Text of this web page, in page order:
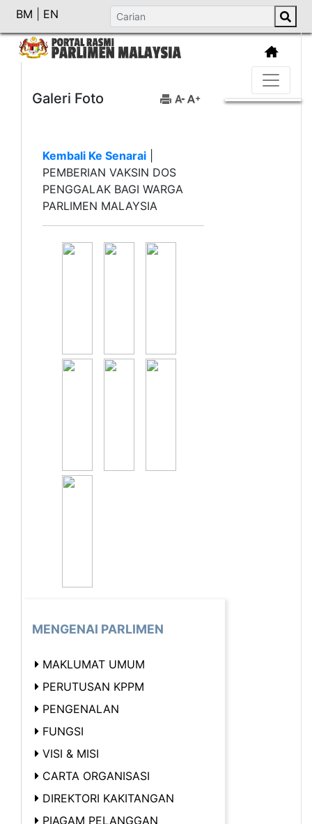
BM EN
Galeri Foto
Kembali Ke Senarai
PEMBERIAN VAKSIN DOS
PENGGALAK BAGI WARGA
PARLIMEN MALAYSIA
MENGENAI PARLIMEN
MAKLUMAT UMUM
PERUTUSAN KPPM
PENGENALAN
FUNGSI
VISI & MISI
CARTA ORGANISASI
DIREKTORI KAKITANGAN
PIAGAM PELANGGAN